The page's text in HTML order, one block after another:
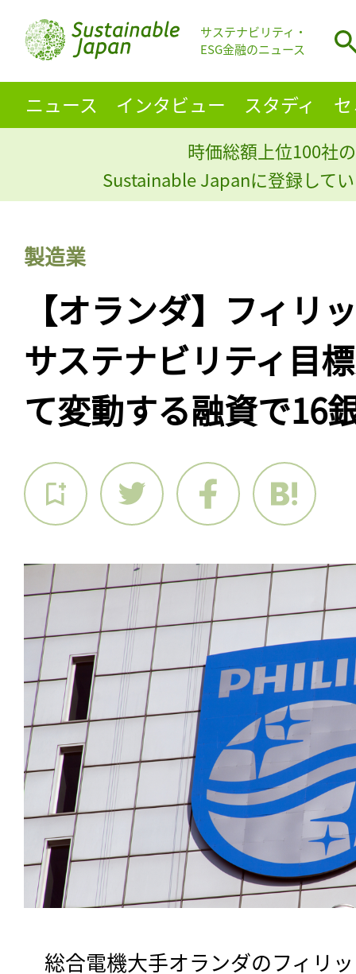
サステナビリティ・
ESG金融のニュース
ニュース インタビュー スタディ
時価総額上位100社
Sustainable Japanに登録して
製造業
【オランダ】フィリ
サステナビリティ目
て変動する融資で16
総合電機大手オランダのフィリ